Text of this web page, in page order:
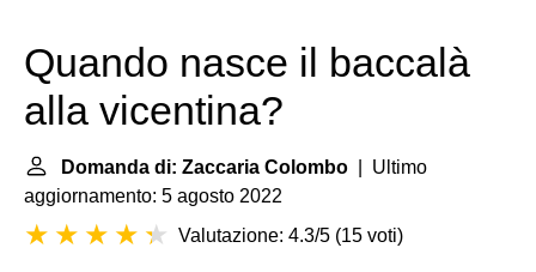
Quando nasce il baccalà
alla vicentina?
Domanda di: Zaccaria Colombo | Ultimo
aggiornamento: 5 agosto 2022
Valutazione: 4.3/5 (15 voti)